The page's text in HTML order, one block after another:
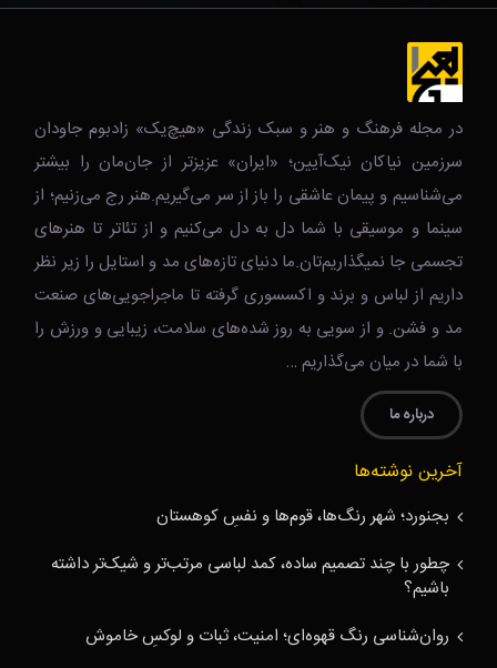
در مجله فرهنگ و هنر و سبک زندگی‌ «هیچ‌یک» زادبوم جاودان
سرزمین نیاکان نیک‌‌‌آیین؛ «ایران» عزیزتر از جان‌مان را بیشتر
می‌شناسیم و پیمان عاشقی را باز از سر می‌گیریم.هنر رج می‌زنیم؛ از
سینما و موسیقی با شما دل به دل می‌کنیم و از تئاتر تا هنرهای
تجسمی جا نمیگذاریم‌تان.ما دنیای تازه‌های مد و استایل را زیر نظر
داریم از لباس و برند و اکسسوری گرفته تا ماجراجویی‌های صنعت
مد و فشن. و از سویی به روز شده‌های سلامت، زیبایی و ورزش را
با شما در میان می‌گذاریم …
درباره ما
آخرین نوشته‌ها
بجنورد؛ شهر رنگ‌ها، قوم‌ها و نفسِ کوهستان
چطور با چند تصمیم ساده، کمد لباسی مرتب‌تر و شیک‌تر داشته
باشیم؟
روان‌شناسی رنگ قهوه‌ای؛ امنیت، ثبات و لوکسِ خاموش